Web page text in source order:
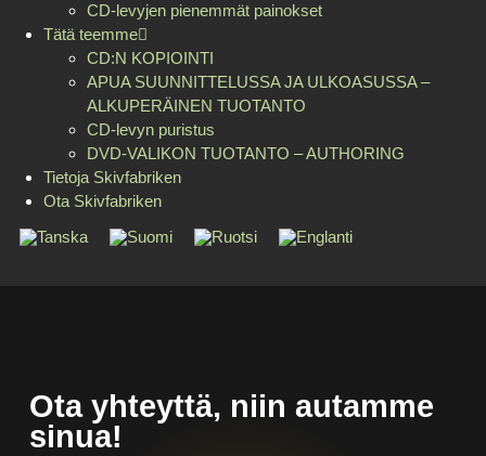
CD-levyjen pienemmät painokset
Tätä teemme
CD:N KOPIOINTI
APUA SUUNNITTELUSSA JA ULKOASUSSA –
ALKUPERÄINEN TUOTANTO
CD-levyn puristus
DVD-VALIKON TUOTANTO – AUTHORING
Tietoja Skivfabriken
Ota Skivfabriken
Ota yhteyttä, niin autamme
sinua!